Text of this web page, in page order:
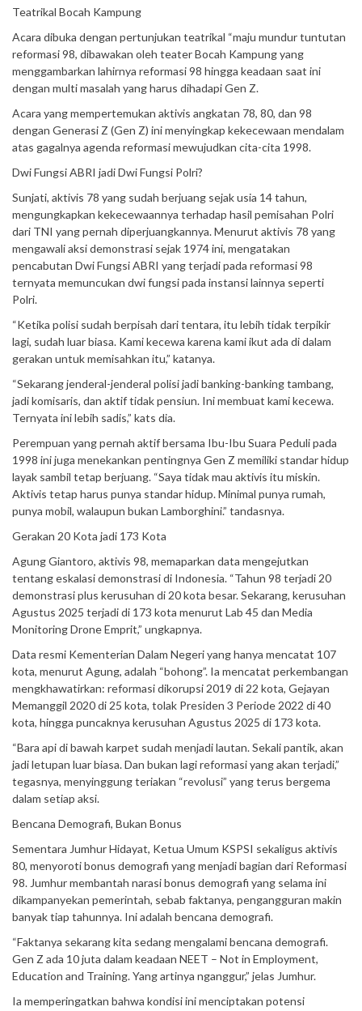
Teatrikal Bocah Kampung
Acara dibuka dengan pertunjukan teatrikal “maju mundur tuntutan
reformasi 98, dibawakan oleh teater Bocah Kampung yang
menggambarkan lahirnya reformasi 98 hingga keadaan saat ini
dengan multi masalah yang harus dihadapi Gen Z.
Acara yang mempertemukan aktivis angkatan 78, 80, dan 98
dengan Generasi Z (Gen Z) ini menyingkap kekecewaan mendalam
atas gagalnya agenda reformasi mewujudkan cita-cita 1998.
Dwi Fungsi ABRI jadi Dwi Fungsi Polri?
Sunjati, aktivis 78 yang sudah berjuang sejak usia 14 tahun,
mengungkapkan kekecewaannya terhadap hasil pemisahan Polri
dari TNI yang pernah diperjuangkannya. Menurut aktivis 78 yang
mengawali aksi demonstrasi sejak 1974 ini, mengatakan
pencabutan Dwi Fungsi ABRI yang terjadi pada reformasi 98
ternyata memuncukan dwi fungsi pada instansi lainnya seperti
Polri.
“Ketika polisi sudah berpisah dari tentara, itu lebih tidak terpikir
lagi, sudah luar biasa. Kami kecewa karena kami ikut ada di dalam
gerakan untuk memisahkan itu,” katanya.
“Sekarang jenderal-jenderal polisi jadi banking-banking tambang,
jadi komisaris, dan aktif tidak pensiun. Ini membuat kami kecewa.
Ternyata ini lebih sadis,” kats dia.
Perempuan yang pernah aktif bersama Ibu-Ibu Suara Peduli pada
1998 ini juga menekankan pentingnya Gen Z memiliki standar hidup
layak sambil tetap berjuang. “Saya tidak mau aktivis itu miskin.
Aktivis tetap harus punya standar hidup. Minimal punya rumah,
punya mobil, walaupun bukan Lamborghini.” tandasnya.
Gerakan 20 Kota jadi 173 Kota
Agung Giantoro, aktivis 98, memaparkan data mengejutkan
tentang eskalasi demonstrasi di Indonesia. “Tahun 98 terjadi 20
demonstrasi plus kerusuhan di 20 kota besar. Sekarang, kerusuhan
Agustus 2025 terjadi di 173 kota menurut Lab 45 dan Media
Monitoring Drone Emprit,” ungkapnya.
Data resmi Kementerian Dalam Negeri yang hanya mencatat 107
kota, menurut Agung, adalah “bohong”. Ia mencatat perkembangan
mengkhawatirkan: reformasi dikorupsi 2019 di 22 kota, Gejayan
Memanggil 2020 di 25 kota, tolak Presiden 3 Periode 2022 di 40
kota, hingga puncaknya kerusuhan Agustus 2025 di 173 kota.
“Bara api di bawah karpet sudah menjadi lautan. Sekali pantik, akan
jadi letupan luar biasa. Dan bukan lagi reformasi yang akan terjadi,”
tegasnya, menyinggung teriakan “revolusi” yang terus bergema
dalam setiap aksi.
Bencana Demografi, Bukan Bonus
Sementara Jumhur Hidayat, Ketua Umum KSPSI sekaligus aktivis
80, menyoroti bonus demografi yang menjadi bagian dari Reformasi
98. Jumhur membantah narasi bonus demografi yang selama ini
dikampanyekan pemerintah, sebab faktanya, pengangguran makin
banyak tiap tahunnya. Ini adalah bencana demografi.
“Faktanya sekarang kita sedang mengalami bencana demografi.
Gen Z ada 10 juta dalam keadaan NEET – Not in Employment,
Education and Training. Yang artinya nganggur,” jelas Jumhur.
Ia memperingatkan bahwa kondisi ini menciptakan potensi